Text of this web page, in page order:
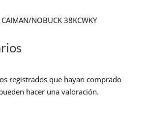
CAIMAN/NOBUCK 38KCWKY
registrados que hayan comprado
hacer una valoración.